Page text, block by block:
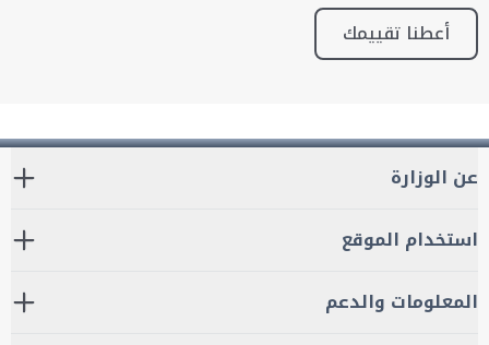
أعطنا تقييمك
عن الوزارة
استخدام الموقع
المعلومات والدعم